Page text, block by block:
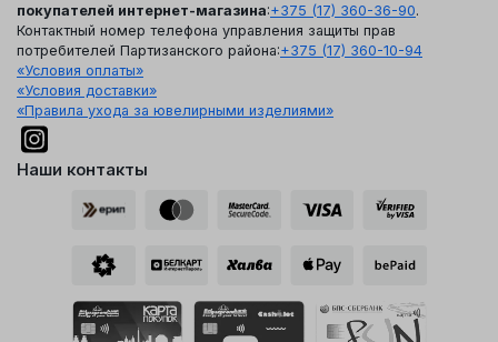
покупателей интернет-магазина:+375 (17) 360-36-90.
Контактный номер телефона управления защиты прав
потребителей Партизанского района:+375 (17) 360-10-94
«Условия оплаты»
«Условия доставки»
«Правила ухода за ювелирными изделиями»
Наши контакты